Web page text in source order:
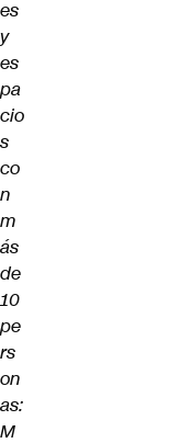
es
y
es
pa
cio
s
co
n
m
ás
de
10
pe
rs
on
as:
M